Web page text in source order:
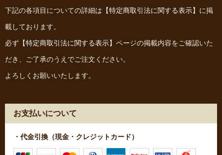
下記の各項目についての詳細は 【特定商取引法に関する表示】 に掲
載しております。
必ず 【特定商取引法に関する表示】 ページの掲載内容をご確認いた
だき、ご了承のうえでご注文ください。
よろしくお願いいたします。
お支払いについて
・代金引換（現金・クレジットカード）